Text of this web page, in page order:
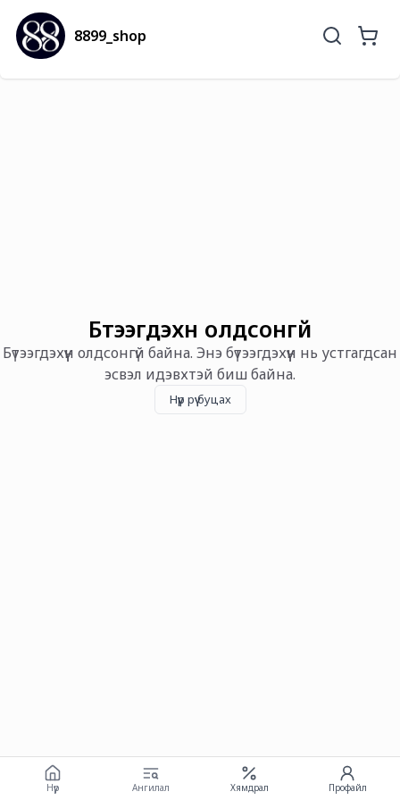
8899_shop
Бүтээгдэхүүн олдсонгүй
Бүтээгдэхүүн олдсонгүй байна. Энэ бүтээгдэхүүн нь устгагдсан
эсвэл идэвхтэй биш байна.
Нүүр рүү буцах
Нүүр Ангилал Хямдрал Профайл